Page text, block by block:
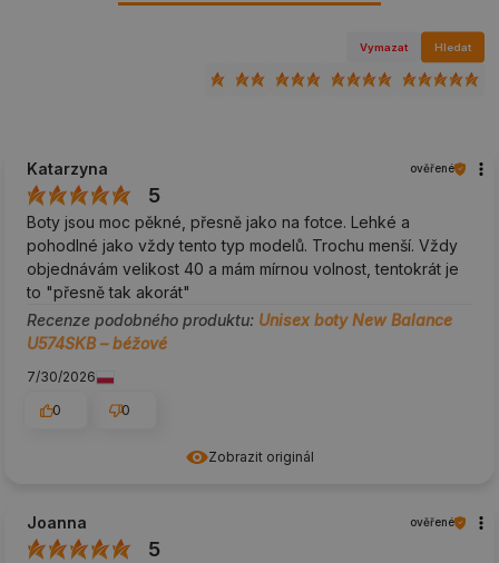
Vymazat Hledat
Zobrazit originál
Katarzyna ověřené
5
Boty jsou moc pěkné, přesně jako na fotce. Lehké a
pohodlné jako vždy tento typ modelů. Trochu menší. Vždy
objednávám velikost 40 a mám mírnou volnost, tentokrát je
to "přesně tak akorát"
Recenze podobného produktu: Unisex boty New Balance
U574SKB – béžové
7/30/2026
0
0
Joanna ověřené
5